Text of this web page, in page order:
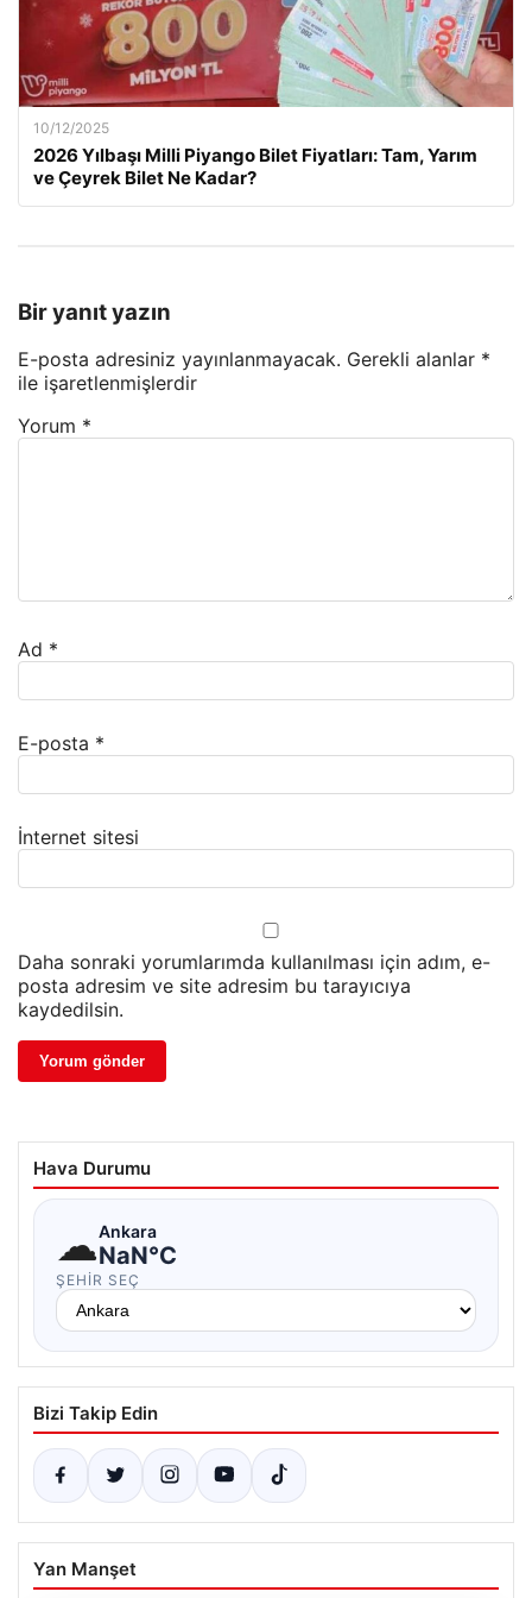
10/12/2025
2026 Yılbaşı Milli Piyango Bilet Fiyatları: Tam, Yarım
ve Çeyrek Bilet Ne Kadar?
Bir yanıt yazın
E-posta adresiniz yayınlanmayacak. Gerekli alanlar *
ile işaretlenmişlerdir
Yorum *
Ad *
E-posta *
İnternet sitesi
Daha sonraki yorumlarımda kullanılması için adım, e-
posta adresim ve site adresim bu tarayıcıya
kaydedilsin.
Hava Durumu
☁Ankara
NaN°C
ŞEHIR SEÇ
Bizi Takip Edin
Yan Manşet